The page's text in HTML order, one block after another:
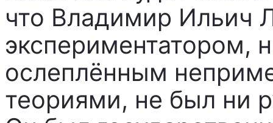
что Владимир Ильич
экспериментатором,
ослеплённым
теориями, не был ни